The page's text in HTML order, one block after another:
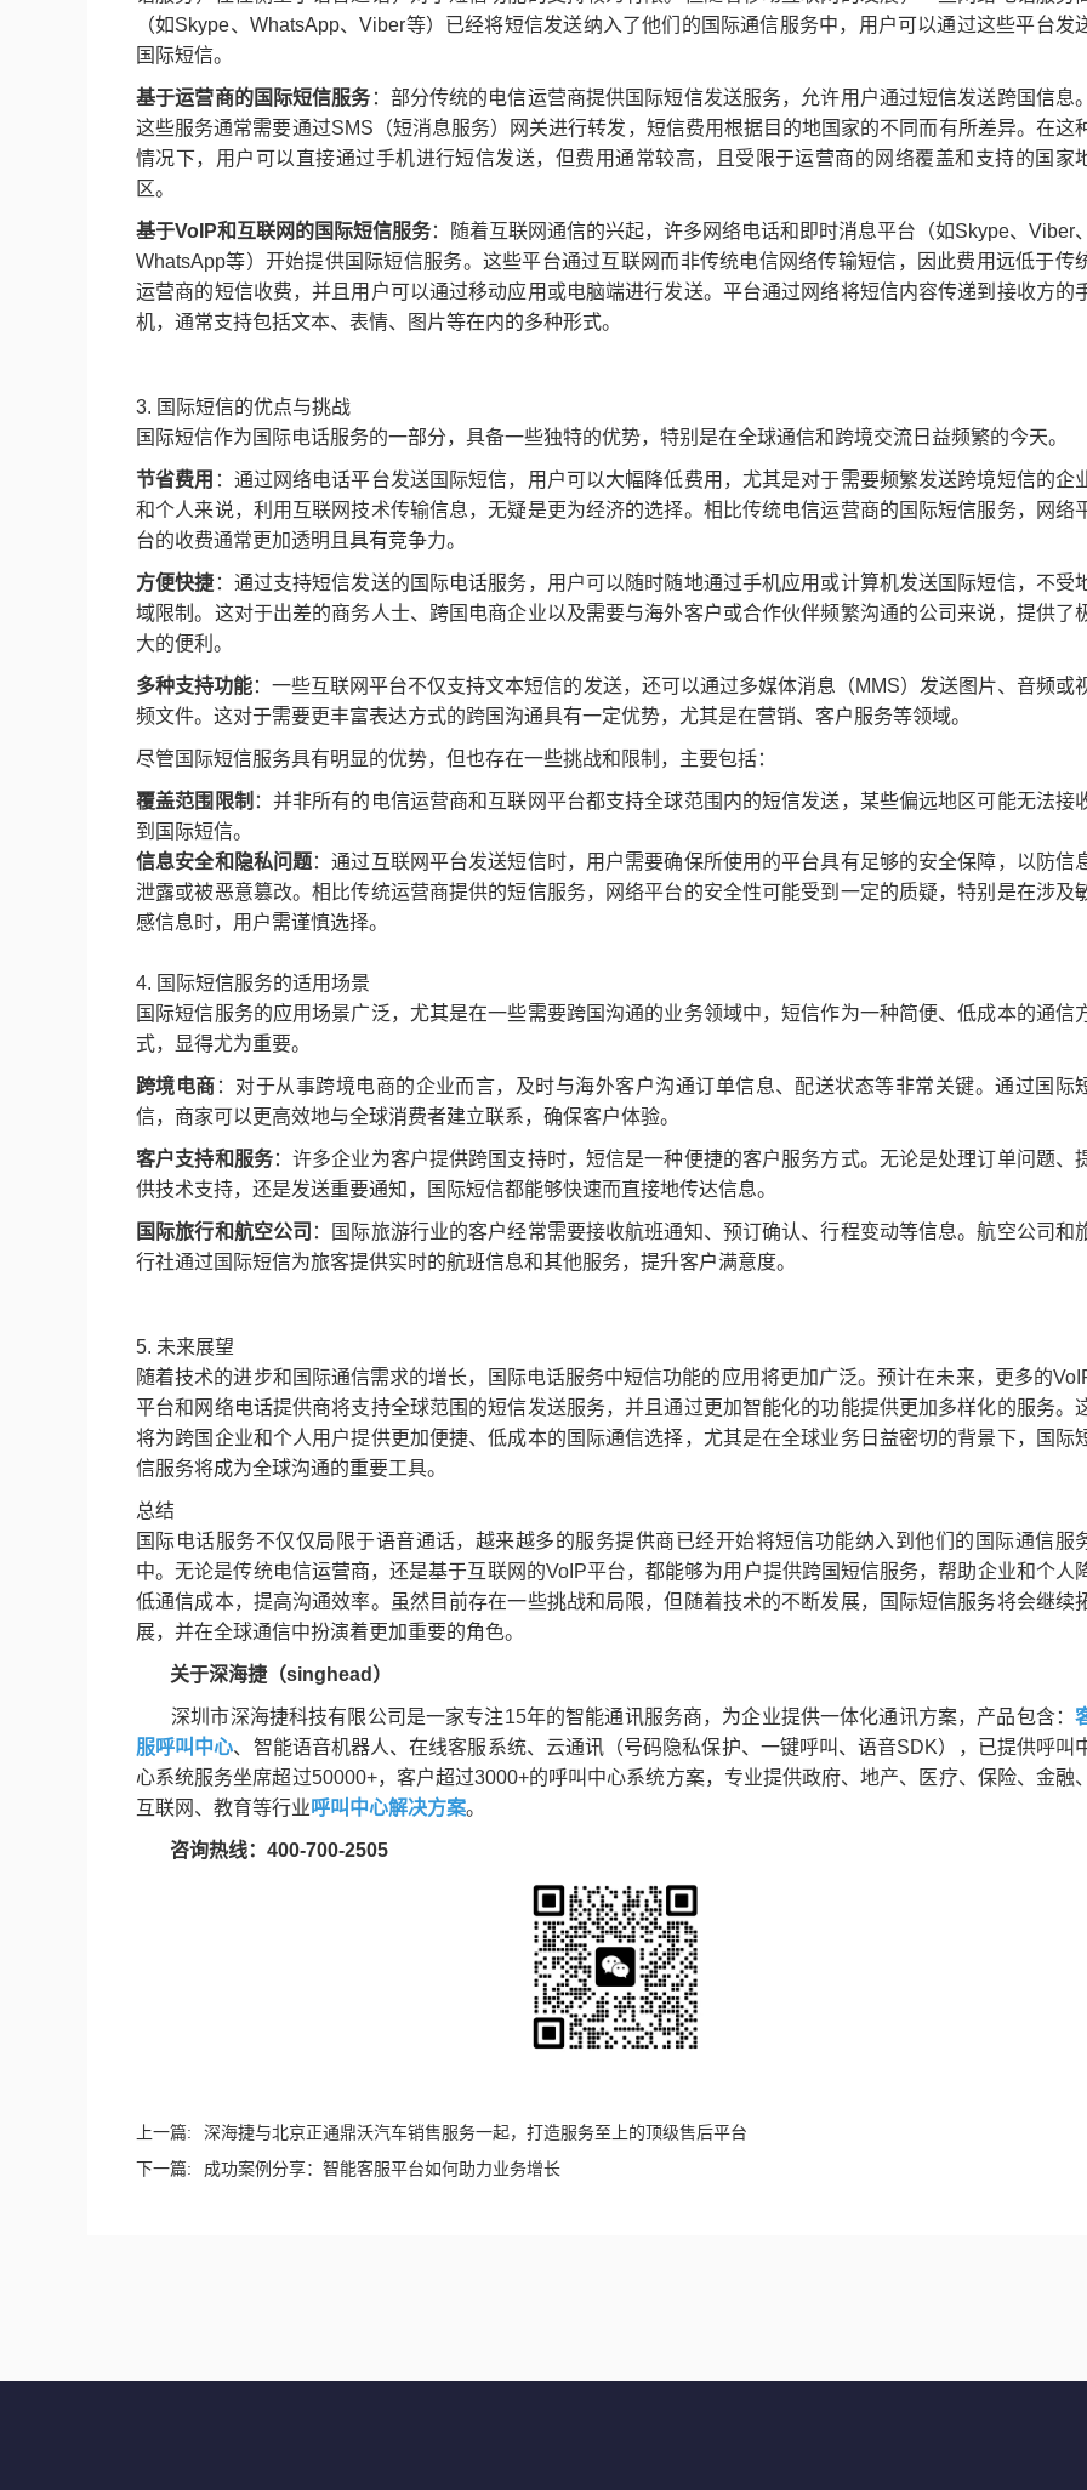
（如Skype、WhatsApp、Viber等）已经将短信发送纳入了他们的国际通信服务中，用户可以通过这些平台发
国际短信。
基于运营商的国际短信服务 ：部分传统的电信运营商提供国际短信发送服务，允许用户通过短信发送跨国信息。
这些服务通常需要通过SMS（短消息服务）网关进行转发，短信费用根据目的地国家的不同而有所差异。在这
情况下，用户可以直接通过手机进行短信发送，但费用通常较高，且受限于运营商的网络覆盖和支持的国家
区。
基于VoIP和互联网的国际短信服务：随着互联网通信的兴起，许多网络电话和即时消息平台（如Skype、Viber、
WhatsApp等）开始提供国际短信服务。这些平台通过互联网而非传统电信网络传输短信，因此费用远低于传
运营商的短信收费，并且用户可以通过移动应用或电脑端进行发送。平台通过网络将短信内容传递到接收方的
机，通常支持包括文本、表情、图片等在内的多种形式。
3. 国际短信的优点与挑战
国际短信作为国际电话服务的一部分，具备一些独特的优势，特别是在全球通信和跨境交流日益频繁的今天。
节省费用 ：通过网络电话平台发送国际短信，用户可以大幅降低费用，尤其是对于需要频繁发送跨境短信的企
和个人来说，利用互联网技术传输信息，无疑是更为经济的选择。相比传统电信运营商的国际短信服务，网络
台的收费通常更加透明且具有竞争力。
方便快捷：通过支持短信发送的国际电话服务，用户可以随时随地通过手机应用或计算机发送国际短信，不受
域限制。这对于出差的商务人士、跨国电商企业以及需要与海外客户或合作伙伴频繁沟通的公司来说，提供了
大的便利。
多种支持功能：一些互联网平台不仅支持文本短信的发送，还可以通过多媒体消息（MMS）发送图片、音频或
频文件。这对于需要更丰富表达方式的跨国沟通具有一定优势，尤其是在营销、客户服务等领域。
尽管国际短信服务具有明显的优势，但也存在一些挑战和限制，主要包括：
覆盖范围限制 ：并非所有的电信运营商和互联网平台都支持全球范围内的短信发送，某些偏远地区可能无法接
到国际短信。
信息安全和隐私问题：通过互联网平台发送短信时，用户需要确保所使用的平台具有足够的安全保障，以防信
泄露或被恶意篡改。相比传统运营商提供的短信服务，网络平台的安全性可能受到一定的质疑，特别是在涉及
感信息时，用户需谨慎选择。
4. 国际短信服务的适用场景
国际短信服务的应用场景广泛，尤其是在一些需要跨国沟通的业务领域中，短信作为一种简便、低成本的通信
式，显得尤为重要。
跨境电商 ：对于从事跨境电商的企业而言，及时与海外客户沟通订单信息、配送状态等非常关键。通过国际
信，商家可以更高效地与全球消费者建立联系，确保客户体验。
客户支持和服务：许多企业为客户提供跨国支持时，短信是一种便捷的客户服务方式。无论是处理订单问题、
供技术支持，还是发送重要通知，国际短信都能够快速而直接地传达信息。
国际旅行和航空公司 ：国际旅游行业的客户经常需要接收航班通知、预订确认、行程变动等信息。航空公司和
行社通过国际短信为旅客提供实时的航班信息和其他服务，提升客户满意度。
5. 未来展望
随着技术的进步和国际通信需求的增长，国际电话服务中短信功能的应用将更加广泛。预计在未来，更多的
平台和网络电话提供商将支持全球范围的短信发送服务，并且通过更加智能化的功能提供更加多样化的服务。
将为跨国企业和个人用户提供更加便捷、低成本的国际通信选择，尤其是在全球业务日益密切的背景下，国际
信服务将成为全球沟通的重要工具。
总结
国际电话服务不仅仅局限于语音通话，越来越多的服务提供商已经开始将短信功能纳入到他们的国际通信服
中。无论是传统电信运营商，还是基于互联网的VoIP平台，都能够为用户提供跨国短信服务，帮助企业和个人
低通信成本，提高沟通效率。虽然目前存在一些挑战和局限，但随着技术的不断发展，国际短信服务将会继续
展，并在全球通信中扮演着更加重要的角色。
关于深海捷（singhead）
深圳市深海捷科技有限公司是一家专注15年的智能通讯服务商，为企业提供一体化通讯方案，产品包含：
服呼叫中心、智能语音机器人、在线客服系统、云通讯（号码隐私保护、一键呼叫、语音SDK），已提供呼叫
心系统服务坐席超过50000+，客户超过3000+的呼叫中心系统方案，专业提供政府、地产、医疗、保险、金融、
互联网、教育等行业 呼叫中心解决方案。
咨询热线：400-700-2505
上一篇:
深海捷与北京正通鼎沃汽车销售服务一起，打造服务至上的顶级售后平台
下一篇:
成功案例分享：智能客服平台如何助力业务增长